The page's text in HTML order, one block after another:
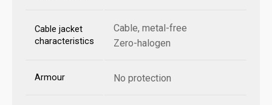
Cable jacket
characteristics
Cable, metal-free
Zero-halogen
Armour No protection